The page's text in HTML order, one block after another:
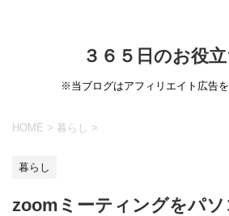
３６５日のお役
※当ブログはアフィリエイト広告
HOME > 暮らし >
暮らし
zoomミーティングをパ